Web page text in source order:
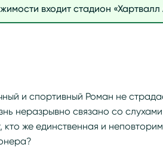
входит стадион
и спортивный Роман не
неразрывно связано со
кто же единственная и